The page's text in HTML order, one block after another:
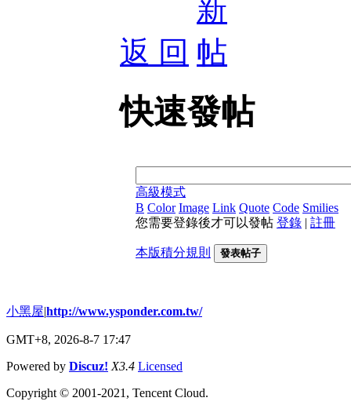
返 回
快速發帖
高級模式
B Color Image Link Quote Code Smilies
您需要登錄後才可以發帖 登錄 | 註冊
本版積分規則 發表帖子
小黑屋|http://www.ysponder.com.tw/
GMT+8, 2026-8-7 17:47
Powered by Discuz! X3.4 Licensed
Copyright © 2001-2021, Tencent Cloud.